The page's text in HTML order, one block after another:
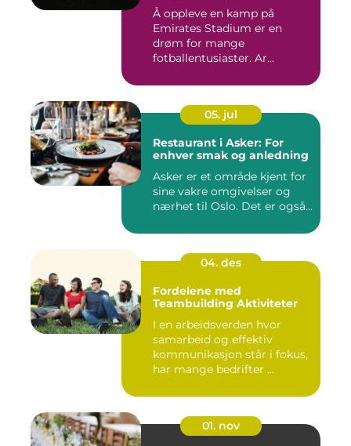
Å oppleve en kamp på
Emirates Stadium er en
drøm for mange
fotballentusiaster. Ar...
05. jul
Restaurant i Asker: For
enhver smak og anledning
Asker er et område kjent for
sine vakre omgivelser og
nærhet til Oslo. Det er også...
04. des
Fordelene med
Teambuilding Aktiviteter
I en arbeidsverden hvor
samarbeid og effektiv
kommunikasjon står i fokus,
har mange bedrifter ...
01. nov